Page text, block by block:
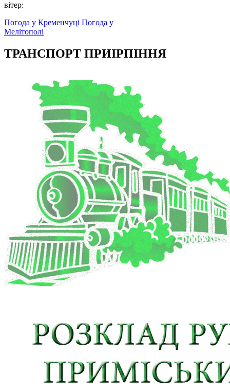
вітер:
Погода у Кременчуці Погода у
Мелітополі
ТРАНСПОРТ ПРИІРПІННЯ